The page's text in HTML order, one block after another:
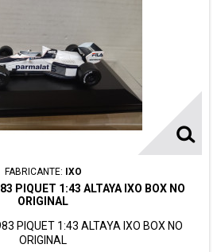
FABRICANTE: IXO
PIQUET 1:43 ALTAYA IXO BOX NO
ORIGINAL
PIQUET 1:43 ALTAYA IXO BOX NO
ORIGINAL